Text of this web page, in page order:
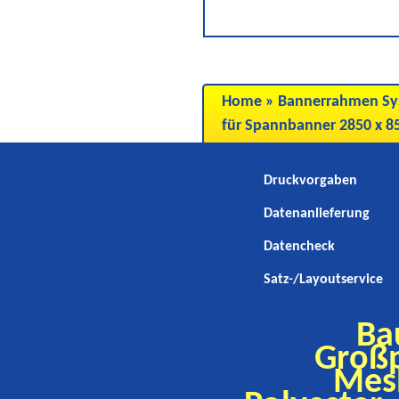
Home » Bannerrahmen
für Spannbanner 2850 x
Druckvorgaben
Datenanlieferung
Datencheck
Satz-/Layoutservice